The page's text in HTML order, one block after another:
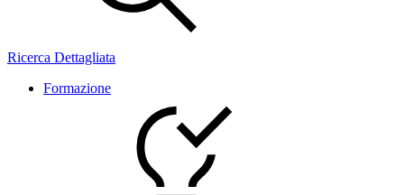
Ricerca Dettagliata
Formazione